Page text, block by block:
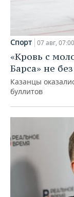
Спорт 07 авг, 07:00
«Кровь с
Барса» не
Казанцы
буллитов